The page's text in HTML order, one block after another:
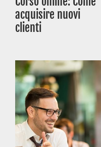
acquisire nuovi
clienti